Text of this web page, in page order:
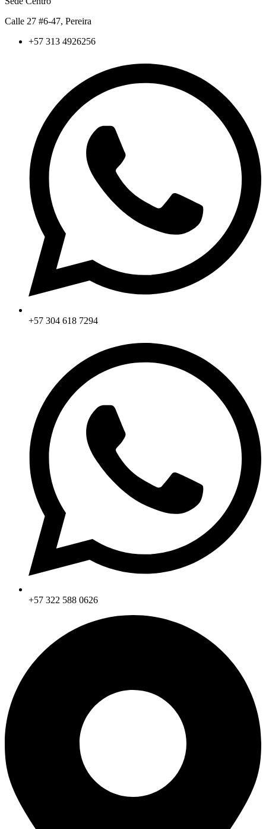
Calle 27 #6-47, Pereira
+57 313 4926256
+57 304 618 7294
+57 322 588 0626